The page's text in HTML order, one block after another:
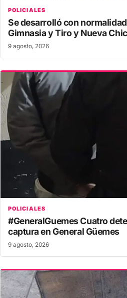
POLICIALES
Se desarrolló con
Gimnasia y Tiro y Nueva
9 agosto, 2026
POLICIALES
#GeneralGuemes Cuatro
captura en General Güemes
9 agosto, 2026